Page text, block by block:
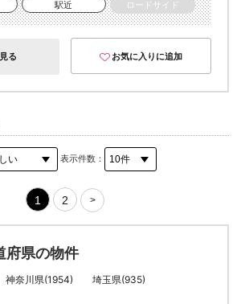
駅近 ロードサイド
る お気に入りに追加
表示件数：
1 2 >
県の物件
神奈川県(1954) 埼玉県(935)